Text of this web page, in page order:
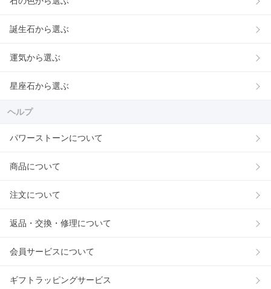
誕生石から選ぶ
運気から選ぶ
星座石から選ぶ
ヘルプ
パワーストーンについて
商品について
注文について
返品・交換・修理について
会員サービスについて
ギフトラッピングサービス